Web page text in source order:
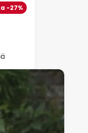
-27%